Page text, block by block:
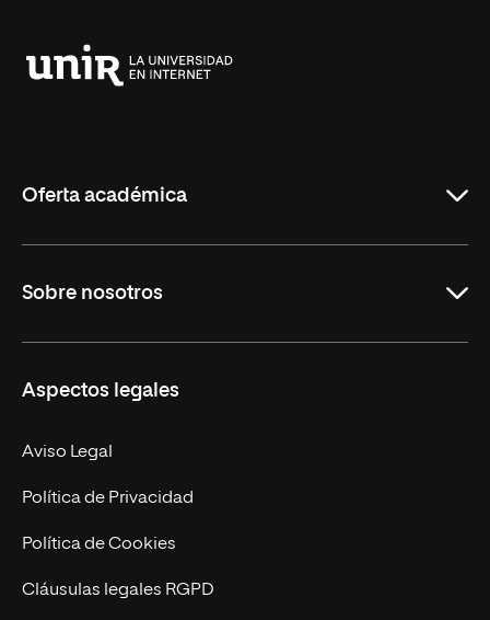
Oferta académica
Másteres Oficiales
Másteres Propios
Doctorados
Experto Universitario
Postgrados
Cursos Universitarios
Sobre nosotros
Facultades
Nuestro Equipo
Trabaja en UNIR
Actualidad
UNIR Revista
Aspectos legales
Aviso Legal
Política de Privacidad
Política de Cookies
Cláusulas legales RGPD